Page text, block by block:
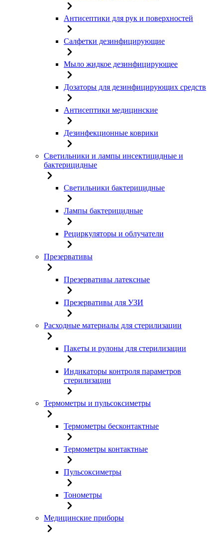
Антисептики для рук и поверхностей
Салфетки дезинфицирующие
Мыло жидкое дезинфицирующее
Дозаторы для дезинфицирующих средств
Антисептики медицинские
Дезинфекционные коврики
Светильники и лампы инсектицидные и
бактерицидные
Светильники бактерицидные
Лампы бактерицидные
Рециркуляторы и облучатели
Презервативы
Презервативы латексные
Презервативы для УЗИ
Расходные материалы для стерилизации
Пакеты и рулоны для стерилизации
Индикаторы контроля параметров
стерилизации
Термометры и пульсоксиметры
Термометры бесконтактные
Термометры контактные
Пульсоксиметры
Тонометры
Медицинские приборы